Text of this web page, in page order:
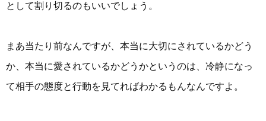
として割り切るのもいいでしょう。
まあ当たり前なんですが、本当に大切にされているかどう
か、本当に愛されているかどうかというのは、冷静になっ
て相手の態度と行動を見てればわかるもんなんですよ。